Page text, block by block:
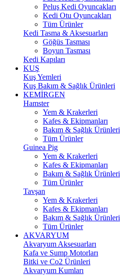
Peluş Kedi Oyuncakları
Kedi Otu Oyuncakları
Tüm Ürünler
Kedi Tasma & Aksesuarları
Göğüs Tasması
Boyun Tasması
Kedi Kapıları
KUŞ
Kuş Yemleri
Kuş Bakım & Sağlık Ürünleri
KEMİRGEN
Hamster
Yem & Krakerleri
Kafes & Ekipmanları
Bakım & Sağlık Ürünleri
Tüm Ürünler
Guinea Pig
Yem & Krakerleri
Kafes & Ekipmanları
Bakım & Sağlık Ürünleri
Tüm Ürünler
Tavşan
Yem & Krakerleri
Kafes & Ekipmanları
Bakım & Sağlık Ürünleri
Tüm Ürünler
AKVARYUM
Akvaryum Aksesuarları
Kafa ve Sump Motorları
Bitki ve Co2 Ürünleri
Akvaryum Kumları